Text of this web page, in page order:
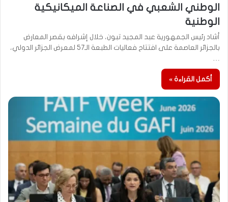
الوطني الشعبي في الصناعة الميكانيكية
الوطنية
أشاد رئيس الجمهورية عبد المجيد تبون، خلال إشرافه بقصر المعارض
بالجزائر العاصمة على افتتاح فعاليات الطبعة الـ57 لمعرض الجزائر الدولي،
…
أكمل القراءة »